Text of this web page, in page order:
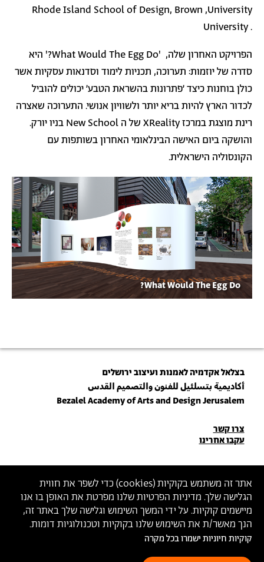
אתר זה משתמש בקוקיות (cookies) כדי לשפר את חווית
הגלישה שלך. מדיניות הפרטיות שלנו מפרטת את האופן בו אנו
מיישמים קוקיות. על ידי המשך השימוש וגלישה שלך באתר זה,
הנך מאשר/ת את השימוש שלנו בקוקיות וטכנולוגיות דומות.
קוקיות חיוניות ישמרו בכל מקרה
University
,
Rhode Island School of Design, Brown
University .
הפרויקט האחרון שלה, 'What Would The Egg Do?' היא
סדרה של יוזמות: תערוכה, תכניות לימוד וסדנאות עסקיות אשר
כולן בוחנות כיצד 'פתרונות בהשראת הטבע' יכולים להוביל
לכדור הארץ להיות בריא יותר ולשוויון אנושי. התערוכה שאצרה
רינת מוצגת במרכזXReality של ה New School בניו יורק.
והושקה ביום האישה הבינלאומי האחרון בשותפות עם
הקונסוליה הישראלית.
גלריית
תמונות
תמונה
What Would The Egg Do?
בצלאל אקדמיה לאמנות ועיצוב ירושלים
أكاديمية بتسلئيل للفنون والتصميم القدس
Bezalel Academy of Arts and Design Jerusalem
פרטי
יצירת
קשר
צרו קשר
עקבו אחרינו
הצטרפו לניוזלטר שלנו
הכניסו כתובת מייל
ההצטרפות מהווה הסכמה למדיניות הפרטיות ול תנאי השימוש של בצלאל